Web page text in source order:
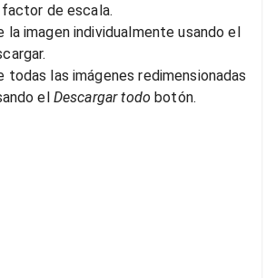
de escala.
la imagen individualmente usando el
todas las imágenes redimensionadas
el Descargar todo botón.